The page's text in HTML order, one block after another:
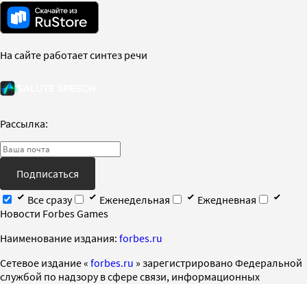
На сайте работает синтез речи
Рассылка:
Подписаться
Все сразу
Еженедельная
Ежедневная
Новости Forbes Games
Наименование издания: forbes.ru
Cетевое издание « forbes.ru » зарегистрировано Федеральной
службой по надзору в сфере связи, информационных